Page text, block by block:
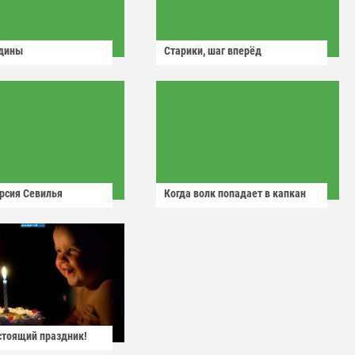
Старики, шаг вперёд
Севилья Когда волк попадает в капкан
праздник!